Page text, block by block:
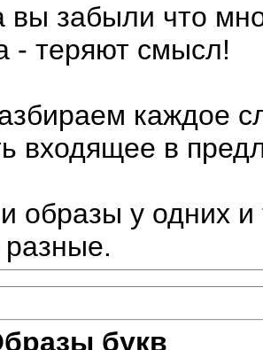
вы забыли что
- теряют смысл!
каждое
входящее в
образы у одних
букв